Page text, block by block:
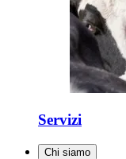
Servizi
Chi siamo